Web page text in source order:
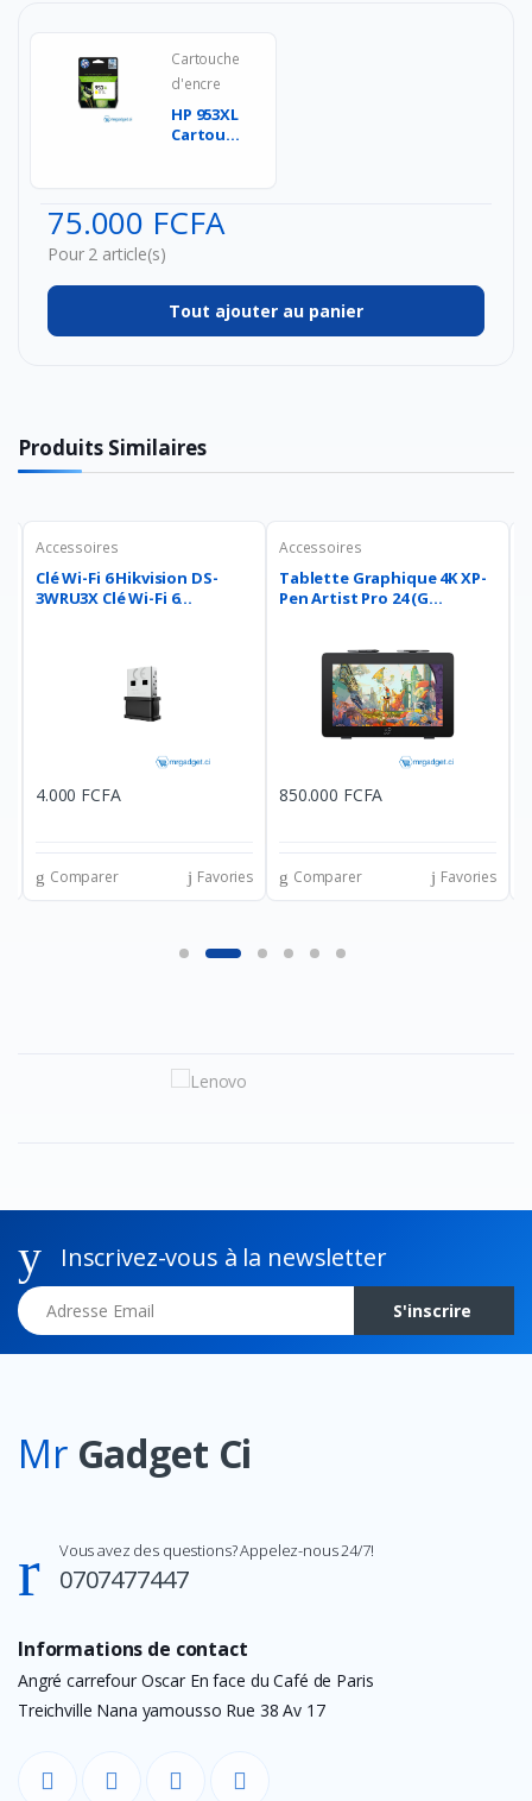
Cartouche
d'encre
HP 953XL
Cartouche
cap...
75.000 FCFA
Pour 2 article(s)
Tout ajouter au panier
Produits Similaires
Accessoires
Clé Wi-Fi 6 Hikvision DS-
3WRU3X Clé Wi-Fi 6...
4.000 FCFA
Comparer Favories
Accessoires
Tablette Graphique 4K XP-
Pen Artist Pro 24 (G...
850.000 FCFA
Comparer Favories
Inscrivez-vous à la newsletter
Adresse Email
S'inscrire
Mr Gadget Ci
Vous avez des questions? Appelez-nous 24/7!
0707477447
Informations de contact
Angré carrefour Oscar En face du Café de Paris
Treichville Nana yamousso Rue 38 Av 17